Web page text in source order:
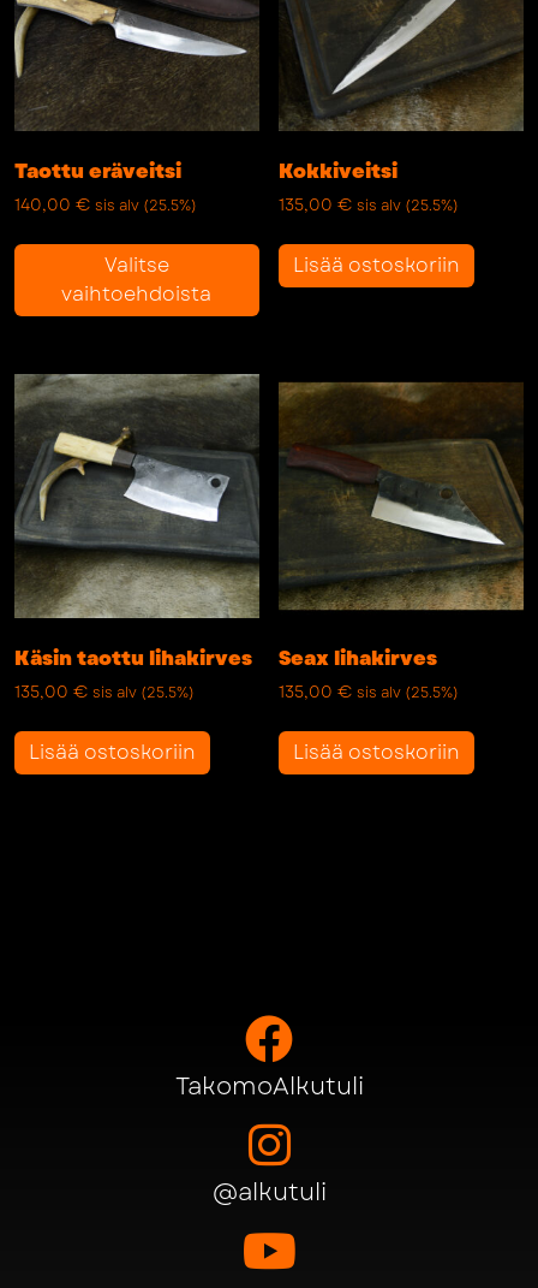
Taottu eräveitsi
140,00 € sis alv (25.5%)
Valitse
vaihtoehdoista
Tällä
tuotteella
on
useampi
Voit
tehdä
valinnat
tuotteen
sivulla.
Kokkiveitsi
135,00€ sis alv (25.5%)
Lisää ostoskoriin
Käsin taottu lihakirves
135,00 € sis alv (25.5%)
Lisää ostoskoriin
Seax lihakirves
135,00€ sis alv (25.5%)
Lisää ostoskoriin
TakomoAlkutuli
@alkutuli